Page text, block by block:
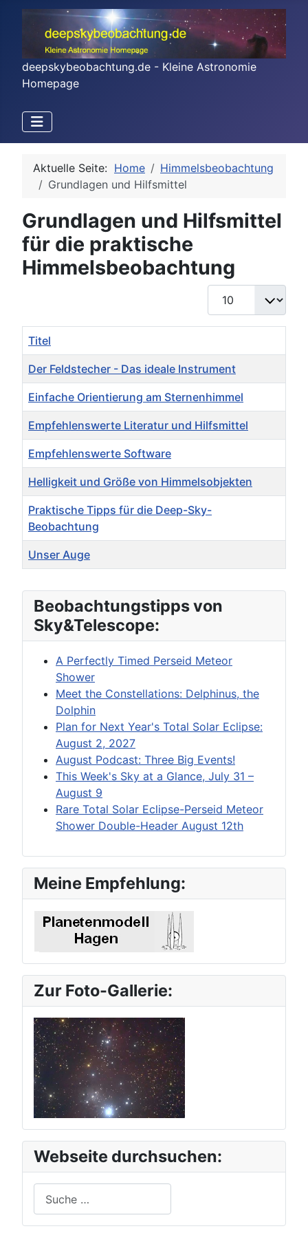
deepskybeobachtung.de - Kleine Astronomie
Homepage
Aktuelle Seite: Home
Himmelsbeobachtung
Grundlagen und Hilfsmittel
Grundlagen und Hilfsmittel
für die praktische
Himmelsbeobachtung
Anzeige #
Titel
Der Feldstecher - Das ideale Instrument
Einfache Orientierung am Sternenhimmel
Empfehlenswerte Literatur und Hilfsmittel
Empfehlenswerte Software
Helligkeit und Größe von Himmelsobjekten
Praktische Tipps für die Deep-Sky-
Beobachtung
Unser Auge
Beobachtungstipps von
Sky&Telescope:
A Perfectly Timed Perseid Meteor
Shower
Meet the Constellations: Delphinus, the
Dolphin
Plan for Next Year's Total Solar Eclipse:
August 2, 2027
August Podcast: Three Big Events!
This Week's Sky at a Glance, July 31 –
August 9
Rare Total Solar Eclipse-Perseid Meteor
Shower Double-Header August 12th
Meine Empfehlung:
Zur Foto-Gallerie:
Webseite durchsuchen: